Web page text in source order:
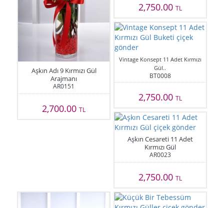
Aşkın Adı 9 Kırmızı Gül
Arajmanı
AR0151
2,700.00TL
2,750.00 TL
Vintage Konsept 11 Adet Kırmızı
Gül..
BT0008
2,750.00 TL
Aşkın Cesareti 11 Adet
Kırmızı Gül
AR0023
2,750.00 TL